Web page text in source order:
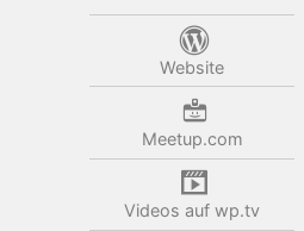
Website
Meetup.com
Videos auf wp.tv